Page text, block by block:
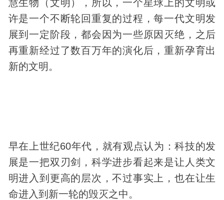
慧生物（文明），所以，一个星球上的文明或
许是一个不断轮回重复的过程，每一代文明发
展到一定阶段，都会因为一些原因灭绝，之后
再重新经过了数百万年的演化后，重新孕育出
新的文明。
早在上世纪60年代，就有观点认为：科技的发
展是一把双刃剑，科学进步看起来是让人类文
明进入到更高的层次，不过事实上，也在让生
命进入到新一轮的毁灭之中。